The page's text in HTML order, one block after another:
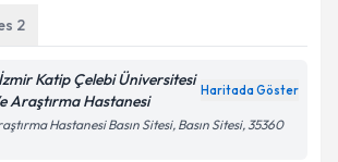
verilerimin işlenmesine ilişkin
okudum ve kişisel verilerimin belirtilen
işlenmesini kabul ediyorum.
2
İzmir Katip Çelebi Üniversitesi
Araştırma Hastanesi
Haritada Göster
Hastanesi Basın Sitesi, Basın Sitesi, 35360